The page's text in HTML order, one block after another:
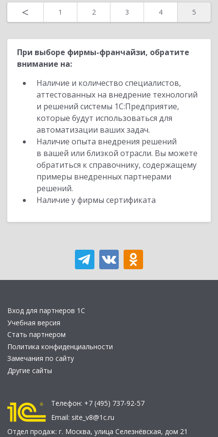
< 1 2 3 4 5
При выборе фирмы-франчайзи, обратите
внимание на:
Наличие и количество специалистов,
аттестованных на внедрение технологий
и решений системы 1С:Предприятие,
которые будут использоваться для
автоматизации ваших задач.
Наличие опыта внедрения решений
в вашей или близкой отрасли. Вы можете
обратиться к справочнику, содержащему
примеры внедренных партнерами
решений.
Наличие у фирмы сертификата
Вход для партнеров 1С
Учебная версия
Стать партнером
Политика конфиденциальности
Замечания по сайту
Другие сайты
Телефон: +7 (495) 737-92-57
Email: site_v8@1c.ru
Отдел продаж: г. Москва, улица Селезнёвская, дом 21